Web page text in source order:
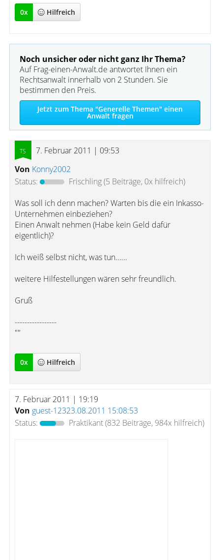
0x Hilfreich
Noch unsicher oder nicht ganz Ihr Thema?
Auf Frag-einen-Anwalt.de antwortet Ihnen ein
Rechtsanwalt innerhalb von 2 Stunden. Sie
bestimmen den Preis.
Jetzt zum Thema "Generelle Themen" einen
Anwalt fragen
7. Februar 2011 | 09:53
Von Konny2002
Status:
Frischling(5 Beiträge, 0x hilfreich)
Was soll ich denn machen? Warten bis die ein Inkasso-
Unternehmen einbeziehen?
Einen Anwalt nehmen (Habe kein Geld dafür
eigentlich)?
Ich weiß selbst nicht, was tun......
weitere Hilfestellungen wären sehr freundlich.
Gruß
-----------------
""
0x Hilfreich
7. Februar 2011 | 19:19
Von guest-12323.08.2011 15:08:53
Status:
Praktikant(832 Beiträge, 984x hilfreich)